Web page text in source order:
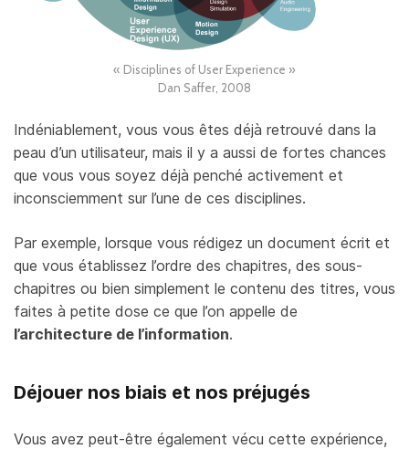
« Disciplines of User Experience »
Dan Saffer, 2008
Indéniablement, vous vous êtes déjà retrouvé dans la
peau d’un utilisateur, mais il y a aussi de fortes chances
que vous vous soyez déjà penché activement et
inconsciemment sur l’une de ces disciplines.
Par exemple, lorsque vous rédigez un document écrit et
que vous établissez l’ordre des chapitres, des sous-
chapitres ou bien simplement le contenu des titres, vous
faites à petite dose ce que l’on appelle de
l’architecture de l’information.
Déjouer nos biais et nos préjugés
Vous avez peut-être également vécu cette expérience,